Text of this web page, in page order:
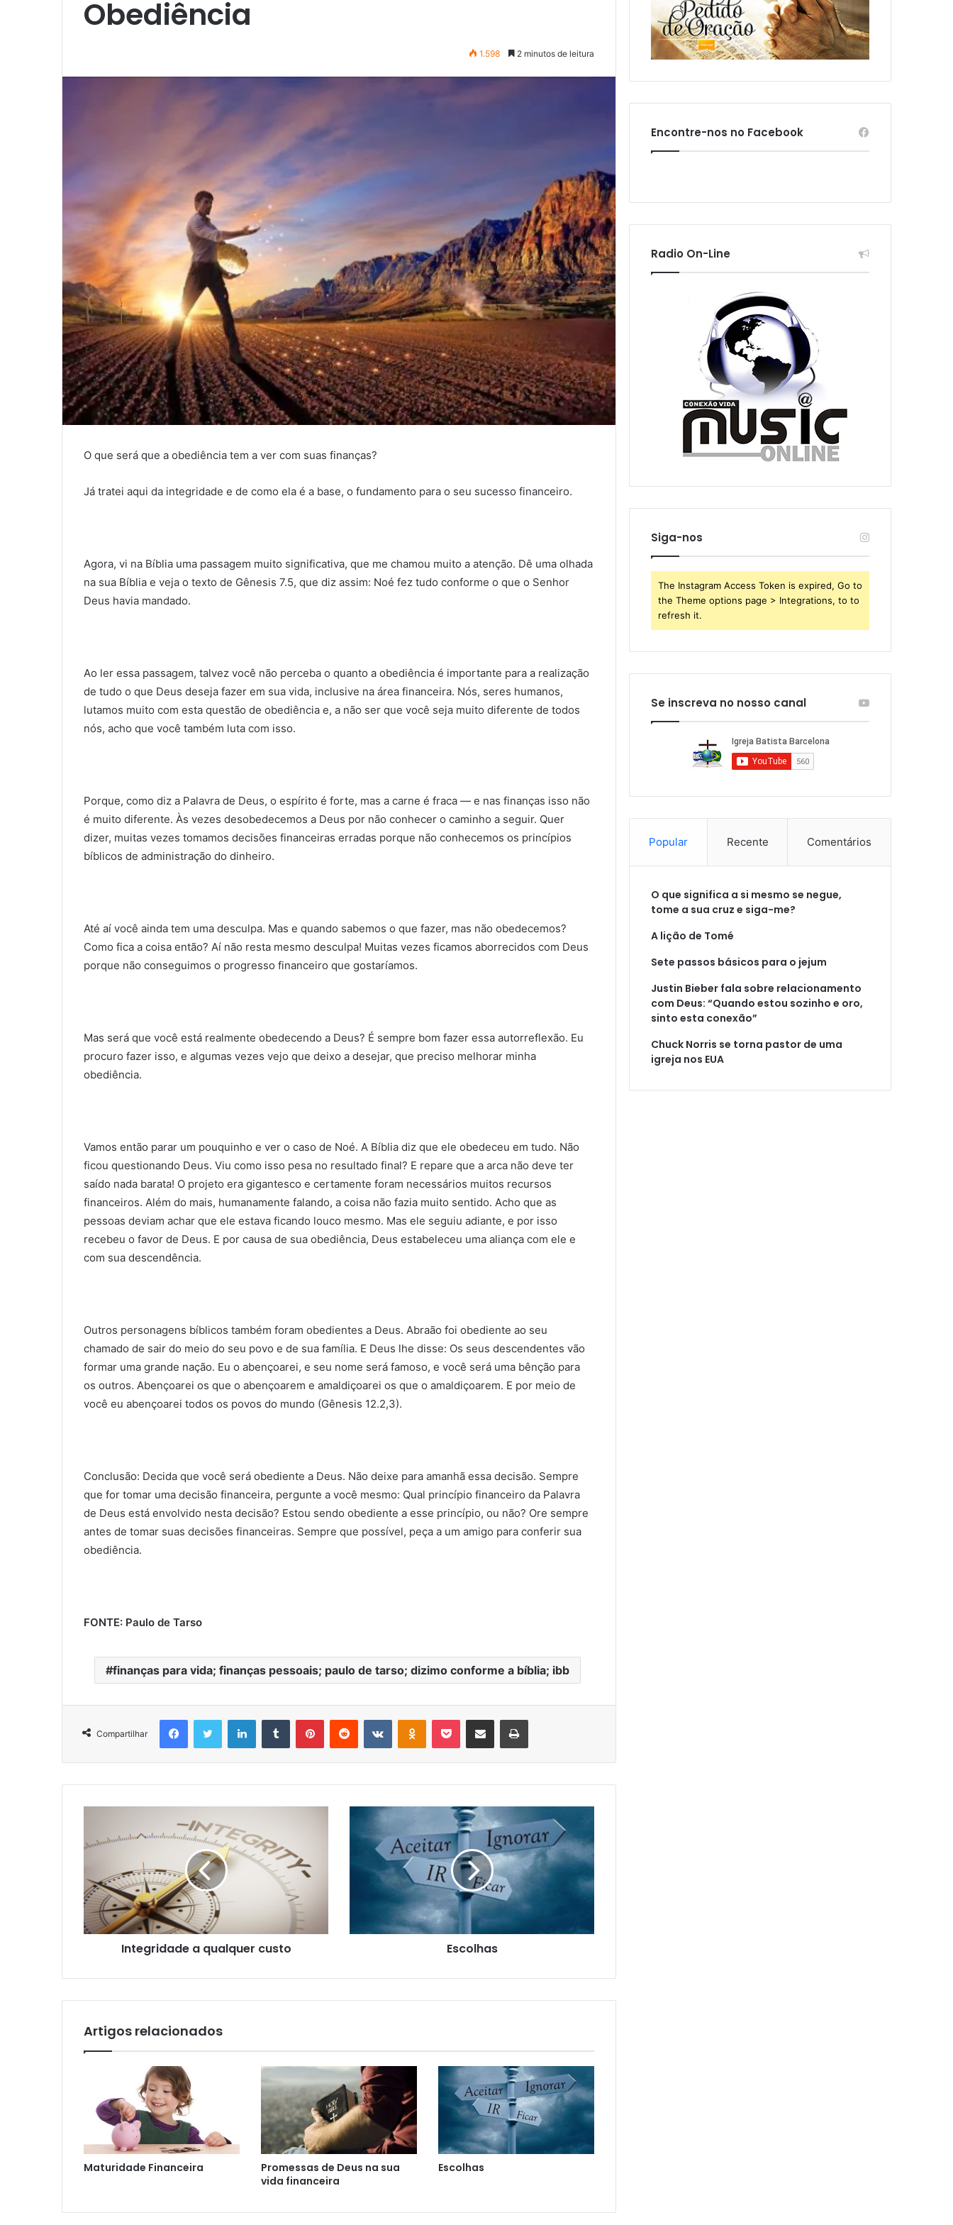
Obediência
1.598 2 minutos de leitura
O que será que a obediência tem a ver com suas finanças?
Já tratei aqui da integridade e de como ela é a base, o fun­damento para o seu sucesso financeiro.
Agora, vi na Bíblia uma passagem muito significativa, que me chamou muito a atenção. Dê uma olhada
na sua Bíblia e veja o texto de Gênesis 7.5, que diz assim: Noé fez tudo conforme o que o Senhor
Deus havia mandado.
Ao ler essa passagem, talvez você não perceba o quanto a obediência é importante para a realização
de tudo o que Deus deseja fazer em sua vida, inclusive na área financeira. Nós, seres huma­nos,
lutamos muito com esta questão de obediência e, a não ser que você seja muito diferente de todos
nós, acho que você também luta com isso.
Porque, como diz a Palavra de Deus, o espírito é forte, mas a carne é fraca — e nas finanças isso não
é muito diferente. Às vezes desobedecemos a Deus por não conhecer o caminho a seguir. Quer
dizer, muitas vezes tomamos decisões financeiras erradas porque não conhece­mos os princípios
bíblicos de administração do dinheiro.
Até aí você ainda tem uma desculpa. Mas e quando sabemos o que fazer, mas não obedecemos?
Como fica a coisa então? Aí não resta mesmo desculpa! Muitas vezes ficamos aborrecidos com Deus
porque não conseguimos o progresso financeiro que gostaríamos.
Mas será que você está realmente obede­cendo a Deus? É sempre bom fazer essa autorreflexão. Eu
procuro fazer isso, e algumas vezes vejo que deixo a desejar, que preciso melhorar minha
obediência.
Vamos então parar um pouquinho e ver o caso de Noé. A Bíblia diz que ele obe­deceu em tudo. Não
ficou questionando Deus. Viu como isso pesa no resultado final? E repare que a arca não deve ter
saído nada barata! O projeto era gigantesco e certamente foram necessários muitos recursos
financeiros. Além do mais, humanamente falando, a coisa não fazia muito sentido. Acho que as
pessoas deviam achar que ele estava ficando louco mesmo. Mas ele seguiu adiante, e por isso
recebeu o favor de Deus. E por causa de sua obediência, Deus estabeleceu uma aliança com ele e
com sua descendência.
Outros personagens bíblicos também foram obedien­tes a Deus. Abraão foi obediente ao seu
chamado de sair do meio do seu povo e de sua família. E Deus lhe disse: Os seus descendentes vão
formar uma grande nação. Eu o aben­çoarei, e seu nome será famoso, e você será uma bênção para
os outros. Abençoarei os que o abençoarem e amaldiçoarei os que o amaldiçoarem. E por meio de
você eu abençoarei todos os povos do mundo (Gênesis 12.2,3).
Conclusão: Decida que você será obediente a Deus. Não deixe para amanhã essa decisão. Sempre
que for tomar uma decisão financeira, pergunte a você mesmo: Qual princípio financeiro da Palavra
de Deus está envol­vido nesta decisão? Estou sendo obediente a esse prin­cípio, ou não? Ore sempre
antes de tomar suas decisões financeiras. Sempre que possível, peça a um amigo para conferir sua
obediência.
FONTE: Paulo de Tarso
finanças para vida; finanças pessoais; paulo de tarso; dizimo conforme a bíblia; ibb
Compartilhar
FacebookTwitter LinkedinTumblr PinterestReddit VK OK Pocket Compartilhar via e-mail Imprimir
Integridade a qualquer custo Escolhas
Artigos relacionados
Maturidade Financeira
Promessas de Deus na sua
vida financeira
Escolhas
Encontre-nos no Facebook
Radio On-Line
Siga-nos
The Instagram Access Token is expired, Go to
the Theme options page > Integrations, to to
refresh it.
Se inscreva no nosso canal
Popular Recente Comentários
O que significa a si mesmo se negue,
tome a sua cruz e siga-me?
A lição de Tomé
Sete passos básicos para o jejum
Justin Bieber fala sobre relacionamento
com Deus: “Quando estou sozinho e oro,
sinto esta conexão”
Chuck Norris se torna pastor de uma
igreja nos EUA